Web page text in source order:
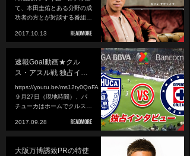
て、本田圭佑とある分野の成
功者の方とが対談する番組…
2017.10.13
速報Goal動画★クル
ス・アスル戦 独占イ…
https://youtu.be/ms12ty0QoFA
９月27日（現地時間）、パ
チューカはホームでクルス…
2017.09.28
大阪万博誘致PRの特使